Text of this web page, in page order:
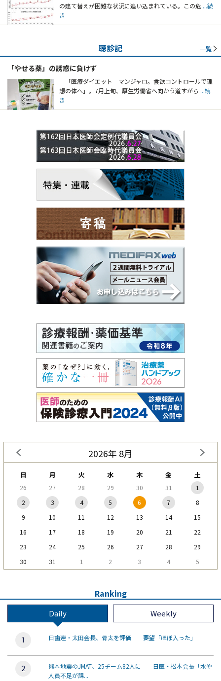
の建て替えが困難な状況に追い込まれている。この危 ...続
き
聴診記 一覧
「やせる薬」の誘惑に負けず
「医療ダイエット マンジャロ。食欲コントロールで理
想の体へ」。7月上旬、厚生労働省へ向かう道すがら ...続
き
2026年 8月
日 月 火 水 木 金 土
26 27 28 29 30 31
1
2
3 4 5 6 7
8
9
10 11 12 13 14
15
16
17 18 19 20 21
22
23
24 25 26 27 28
29
30
31 1 2 3 4 5
Ranking
Daily Weekly
日歯連・太田会長、骨太を評価 要望「ほぼ入った」
熊本地震のJMAT、25チーム82人に 日医・松本会長「水や
人員不足が課...